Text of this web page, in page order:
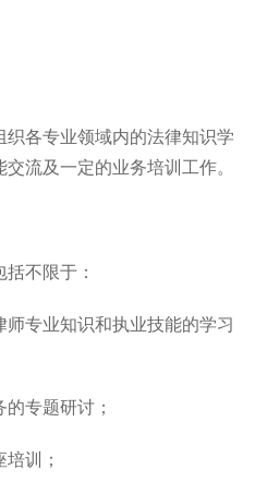
各专业领域内的法律知识学
流及一定的业务培训工作。
不限于：
师专业知识和执业技能的学习
的专题研讨；
训；